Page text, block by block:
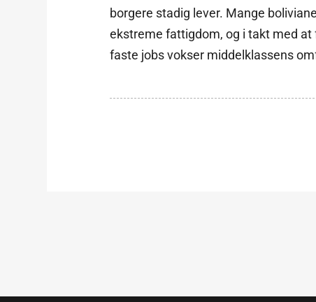
borgere stadig lever. Mange
ekstreme fattigdom, og i takt med
faste jobs vokser middelklassens